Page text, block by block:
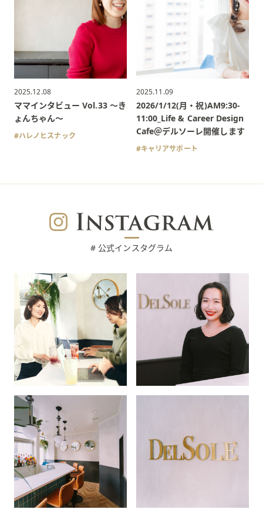
2025.12.08
ママインタビュー Vol.33 〜き
ょんちゃん〜
ハレノヒスナック
2025.11.09
2026/1/12(月・祝)AM9:30-
11:00_Life & Career Design
Cafe＠デルソーレ開催します
キャリアサポート
# 公式インスタグラム